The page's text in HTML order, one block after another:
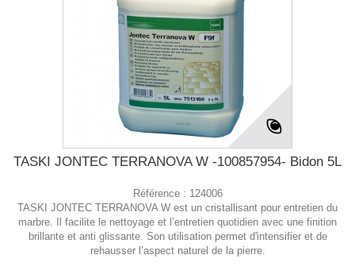
TASKI JONTEC TERRANOVA W -100857954- Bidon 5L
Référence : 124006
TASKI JONTEC TERRANOVA W est un cristallisant pour entretien du
marbre. Il facilite le nettoyage et l’entretien quotidien avec une finition
brillante et anti glissante. Son utilisation permet d'intensifier et de
rehausser l’aspect naturel de la pierre.